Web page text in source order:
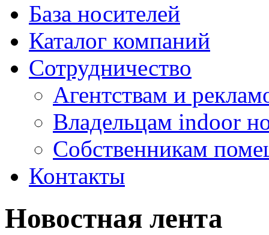
База носителей
Каталог компаний
Сотрудничество
Агентствам и
Владельцам indoor
Собственникам
Контакты
Новостная лента